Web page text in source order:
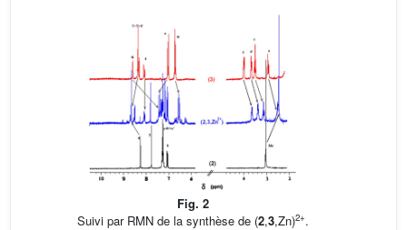
Fig. 2
Suivi par RMN de la synthèse de (2,3,Zn)2+.